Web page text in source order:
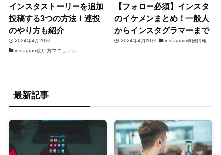
インスタストーリーを追加
投稿する3つの方法！連投
のやり方も紹介
2024年4月20日
instagram使い方マニュアル
【フォロー必須】インスタ
のイケメンまとめ！一般人
からインスタグラマーまで
2024年4月20日 instagram事例情報
最新記事